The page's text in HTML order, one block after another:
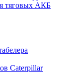
тяговых АКБ
Caterpillar